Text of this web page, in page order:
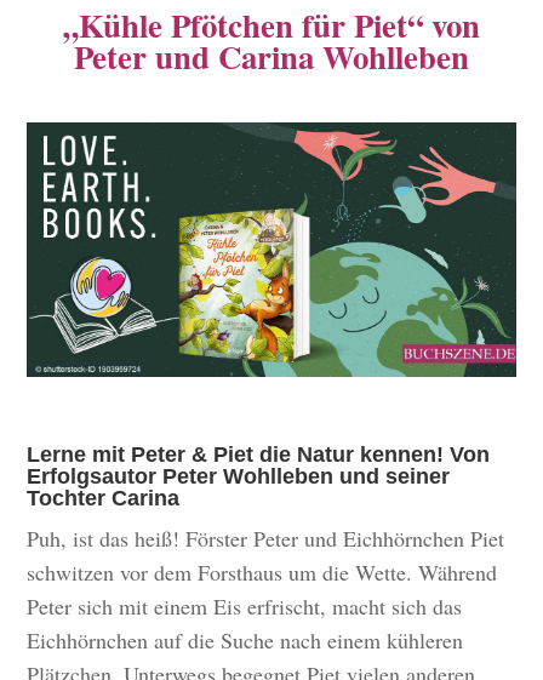
„Kühle Pfötchen für Piet“ von
Peter und Carina Wohlleben
Lerne mit Peter & Piet die Natur kennen! Von
Erfolgsautor Peter Wohlleben und seiner
Tochter Carina
Puh, ist das heiß! Förster Peter und Eichhörnchen Piet
schwitzen vor dem Forsthaus um die Wette. Während
Peter sich mit einem Eis erfrischt, macht sich das
Eichhörnchen auf die Suche nach einem kühleren